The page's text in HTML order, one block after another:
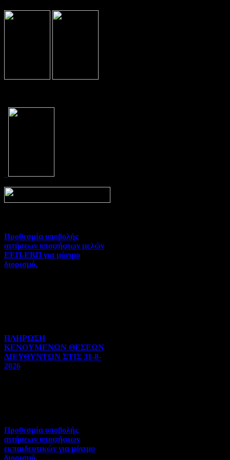
Προθεσμία υποβολής
αιτήσεων υποψήφιων μελών
ΕΕΠ-ΕΒΠ για μόνιμο
διορισμό.
ΠΛΗΡΩΣΗ
ΚΕΝΟΥΜΕΝΩΝ ΘΕΣΕΩΝ
ΔΙΕΥΘΥΝΤΩΝ ΣΤΙΣ 31-8-
2026
Προθεσμία υποβολής
αιτήσεων υποψήφιων
εκπαιδευτικών για μόνιμο
διορισμό.